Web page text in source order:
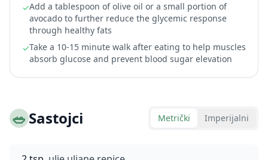
✓Add a tablespoon of olive oil or a small portion of
avocado to further reduce the glycemic response
through healthy fats
✓Take a 10-15 minute walk after eating to help muscles
absorb glucose and prevent blood sugar elevation
🥗Sastojci Metrički Imperijalni